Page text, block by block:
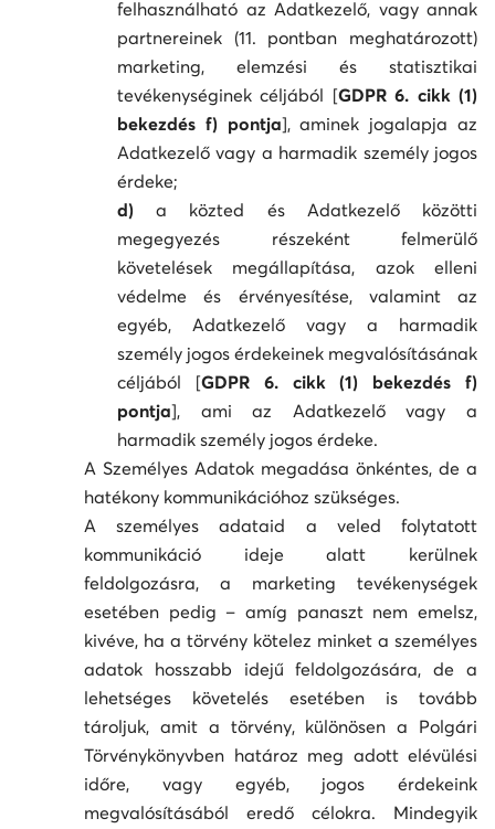
felhasználható az Adatkezelő, vagy annak
partnereinek (11. pontban meghatározott)
marketing, elemzési és statisztikai
tevékenységinek céljából [GDPR 6. cikk (1)
bekezdés f) pontja], aminek jogalapja az
Adatkezelő vagy a harmadik személy jogos
érdeke;
d) a közted és Adatkezelő közötti
megegyezés részeként felmerülő
követelések megállapítása, azok elleni
védelme és érvényesítése, valamint az
egyéb, Adatkezelő vagy a harmadik
személy jogos érdekeinek megvalósításának
céljából [GDPR 6. cikk (1) bekezdés f)
pontja], ami az Adatkezelő vagy a
harmadik személy jogos érdeke.
A Személyes Adatok megadása önkéntes, de a
hatékony kommunikációhoz szükséges.
A személyes adataid a veled folytatott
kommunikáció ideje alatt kerülnek
feldolgozásra, a marketing tevékenységek
esetében pedig – amíg panaszt nem emelsz,
kivéve, ha a törvény kötelez minket a személyes
adatok hosszabb idejű feldolgozására, de a
lehetséges követelés esetében is tovább
tároljuk, amit a törvény, különösen a Polgári
Törvénykönyvben határoz meg adott elévülési
időre, vagy egyéb, jogos érdekeink
megvalósításából eredő célokra. Mindegyik